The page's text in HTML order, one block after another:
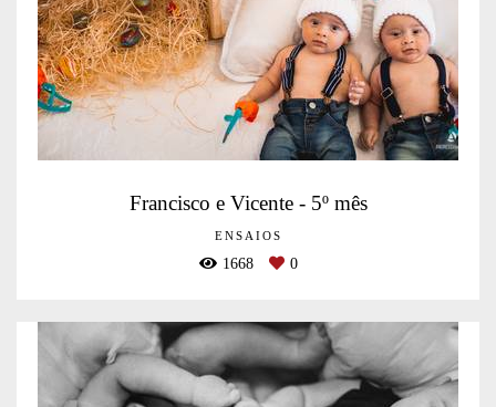
Francisco e Vicente - 5º mês
ENSAIOS
1668 0